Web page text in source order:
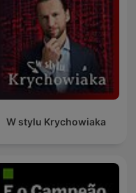
W stylu Krychowiaka